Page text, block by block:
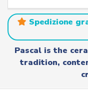
a
t
g
a
r
c
h
Spedizione
Pascal is the
tradition,